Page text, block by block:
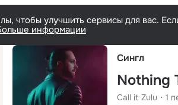
чтобы улучшить сервисы для вас.
информации
Сингл
Nothing
Call it Zulu 1